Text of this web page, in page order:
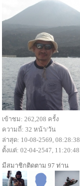
เข้าชม: 262,208 ครั้ง
ความถี่: 32 หน้า/วัน
ล่าสุด: 10-08-2569, 08:28:38
ตั้งแต่: 02-04-2547, 11:20:48
มีสมาชิกติดตาม 97 ท่าน